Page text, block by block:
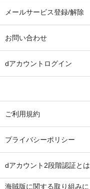
メールサービス登録/解除
お問い合わせ
dアカウントログイン
ご利用規約
プライバシーポリシー
dアカウント2段階認証とは
海賊版に関する取り組みに